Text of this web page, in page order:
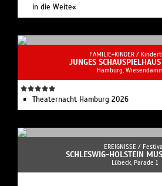
in die Weite«
FAMILIE+KINDER /
JUNGES
Hamburg,
Theaternacht Hamburg 2026
EREIGNISSE /
SCHLESWIG-HOLSTEIN
Lübeck, Parade 1